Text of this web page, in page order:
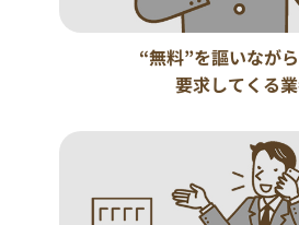
“無料”を謳いなが
要求してくる